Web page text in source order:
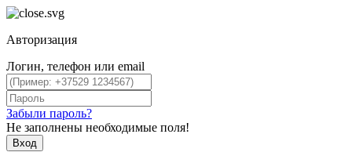
Авторизация
Логин, телефон или email
Забыли пароль?
Не заполнены необходимые поля!
Вход